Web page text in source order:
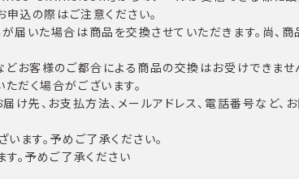
込の際はご注意ください。
いた場合は商品を交換させていただきます。尚、
お客様のご都合による商品の交換はお受けできませ
だく場合がございます。
先、お支払方法、メールアドレス、電話番号など、
ます。予めご了承ください。
。予めご了承ください